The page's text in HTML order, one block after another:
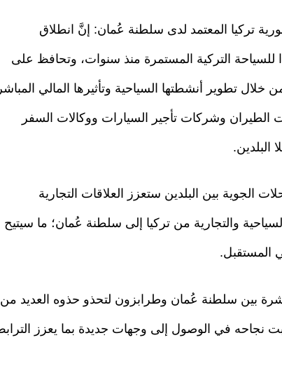
تركيا المعتمد لدى سلطنة عُمان: إنَّ انطلاق
للسياحة التركية المستمرة منذ سنوات، وتحافظ على
خلال تطوير أنشطتها السياحية وتأثيرها المالي المباشر
الطيران وشركات تأجير السيارات ووكالات السفر
البلدين.
الجوية بين البلدين ستعزز العلاقات التجارية
والتجارية من تركيا إلى سلطنة عُمان؛ ما سيتيح
المستقبل.
بين سلطنة عُمان وطرابزون لتحذو حذوه العديد من
نجاحه في الوصول إلى وجهات جديدة بما يعزز